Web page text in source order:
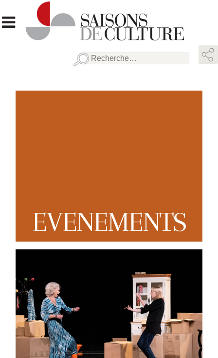
Rechercher :
EVENEMENTS